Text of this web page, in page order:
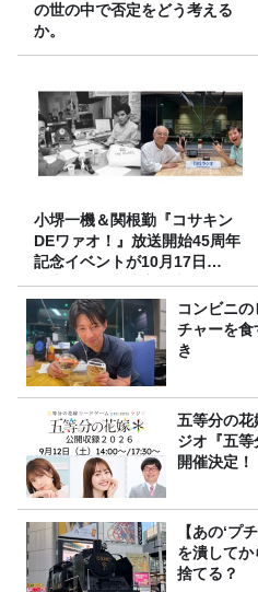
の世の中で否定をどう考える
か。
小堺一機＆関根勤『コサキン
DEワァオ！』放送開始45周年
記念イベントが10月17日
（土）に開催決定！本日より
FC先行受付スタート！コンビニ
チャーを
き
五等分の
ジオ『五
開催決定！
【あの‘プ
を潰して
捨てる？